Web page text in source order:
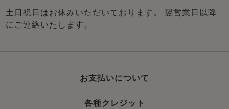
土日祝日はお休みいただいております。 翌営業日以降
にご連絡いたします。
お支払いについて
各種クレジット